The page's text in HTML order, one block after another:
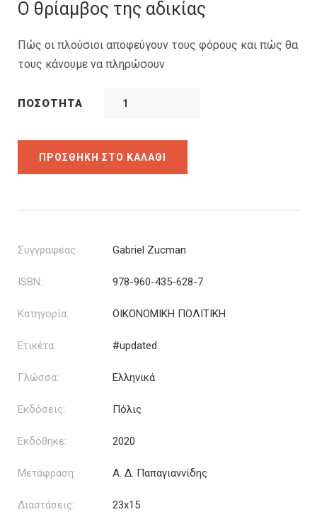
17.70€.
είναι:
13.28€.
Ο θρίαμβος της αδικίας
Πώς οι πλούσιοι αποφεύγουν τους φόρους και πώς θα
τους κάνουμε να πληρώσουν
ΠΟΣΌΤΗΤΑ
ΠΡΟΣΘΉΚΗ ΣΤΟ ΚΑΛΆΘΙ
Συγγραφέας: Gabriel Zucman
ISBN: 978-960-435-628-7
Κατηγορία: ΟΙΚΟΝΟΜΙΚΗ ΠΟΛΙΤΙΚΗ
Ετικέτα: #updated
Γλώσσα: Ελληνικά
Εκδόσεις: Πόλις
Εκδόθηκε: 2020
Μετάφραση: Α. Δ. Παπαγιαννίδης
Διαστάσεις: 23x15